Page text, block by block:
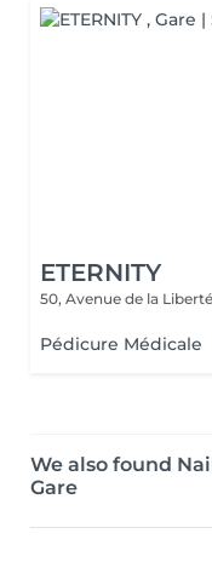
ETERNITY
50, Avenue de la Liberté
Pédicure Médicale
We also found
Gare